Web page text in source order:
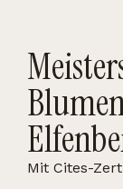
Mit Cites-